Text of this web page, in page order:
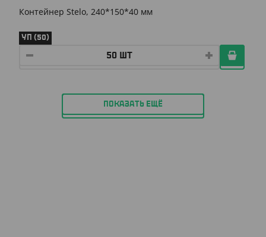
Контейнер Stelo, 240*150*40 мм
УП (50)
ПОКАЗАТЬ ЕЩЁ